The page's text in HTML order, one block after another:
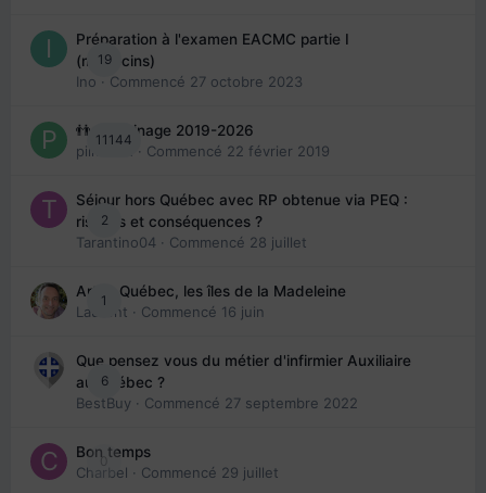
19
Préparation à l'examen EACMC partie I
(médecins)
Ino · Commencé 27 octobre 2023
11144
👬 Parrainage 2019-2026
piinoush
· Commencé 22 février 2019
2
Séjour hors Québec avec RP obtenue via PEQ :
risques et conséquences ?
Tarantino04 · Commencé 28 juillet
1
Arte : Québec, les îles de la Madeleine
Laurent · Commencé 16 juin
6
Que pensez vous du métier d'infirmier Auxiliaire
au Québec ?
BestBuy · Commencé 27 septembre 2022
0
Bon temps
Charbel · Commencé 29 juillet